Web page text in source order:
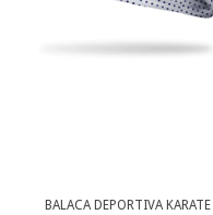
BALACA DEPORTIVA KARATE